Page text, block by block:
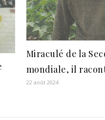
Miraculé de la
mondiale, il
22 août 2024